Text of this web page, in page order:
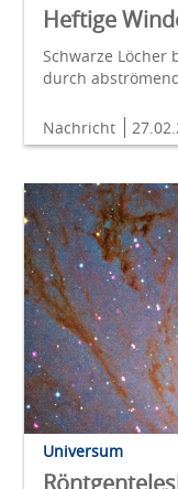
Heftige
Schwarze Löcher
durch
Nachricht
Universum